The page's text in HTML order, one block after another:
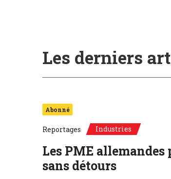
Les derniers
Abonné
Reportages Industries
Les PME allemandes
sans détours